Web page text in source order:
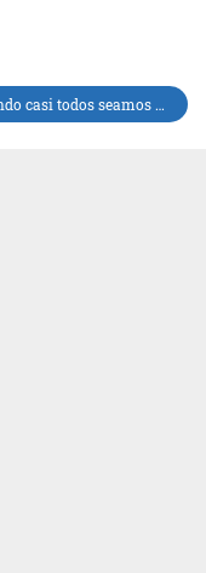
Cuando casi todos seamos centenarios.